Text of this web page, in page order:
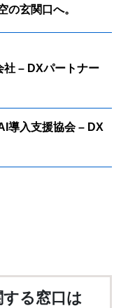
の玄関口へ。
– DXパートナー
導入支援協会 – DX
る窓口は